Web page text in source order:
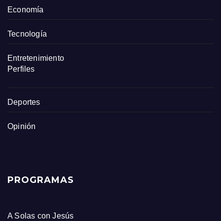
Economía
Tecnología
Entretenimiento
Perfiles
Deportes
Opinión
PROGRAMAS
A Solas con Jesús